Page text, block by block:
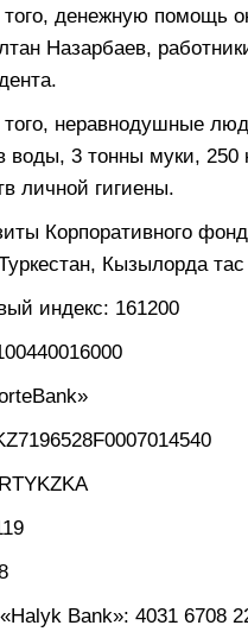
денежную помощь
Назарбаев,
неравнодушные
воды, 3 тонны муки, 250
личной гигиены.
Корпоративного
Кызылорда
индекс: 161200
Bank»: 4031 6708